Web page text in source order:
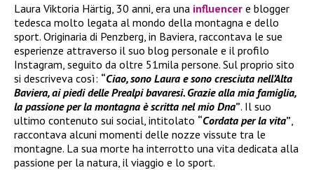
Laura Viktoria Härtig, 30 anni, era una influencer e blogger
tedesca molto legata al mondo della montagna e dello
sport. Originaria di Penzberg, in Baviera, raccontava le sue
esperienze attraverso il suo blog personale e il profilo
Instagram, seguito da oltre 51mila persone. Sul proprio sito
si descriveva così: “Ciao, sono Laura e sono cresciuta nell’Alta
Baviera, ai piedi delle Prealpi bavaresi. Grazie alla mia famiglia,
la passione per la montagna è scritta nel mio Dna”. Il suo
ultimo contenuto sui social, intitolato “Cordata per la vita”
raccontava alcuni momenti delle nozze vissute tra le
montagne. La sua morte ha interrotto una vita dedicata alla
passione per la natura, il viaggio e lo sport.